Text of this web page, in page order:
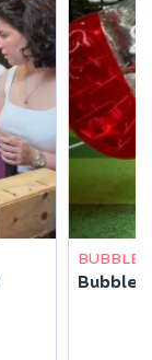
BUBBLE
Bubble